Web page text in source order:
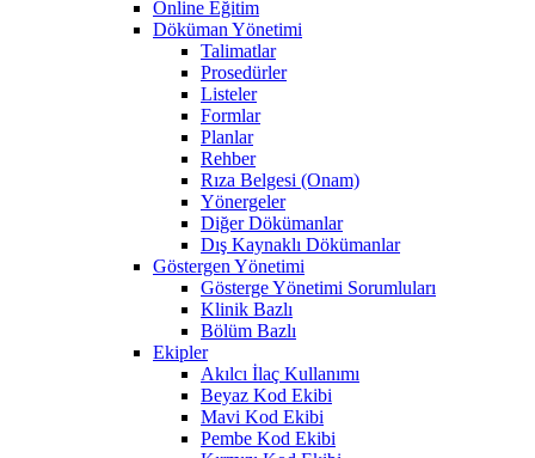
Online Eğitim
Döküman Yönetimi
Talimatlar
Prosedürler
Listeler
Formlar
Planlar
Rehber
Rıza Belgesi (Onam)
Yönergeler
Diğer Dökümanlar
Dış Kaynaklı Dökümanlar
Göstergen Yönetimi
Gösterge Yönetimi Sorumluları
Klinik Bazlı
Bölüm Bazlı
Ekipler
Akılcı İlaç Kullanımı
Beyaz Kod Ekibi
Mavi Kod Ekibi
Pembe Kod Ekibi